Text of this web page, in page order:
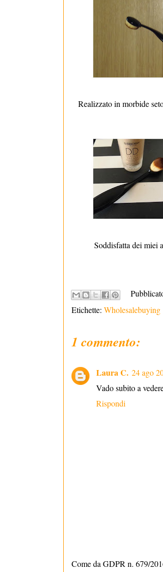
Realizzato in morbide
Soddisfatta dei miei
Etichette: Wholesalebuying
1 commento:
Laura C. 24 ago
Vado subito a
Rispondi
Come da GDPR n. 679/